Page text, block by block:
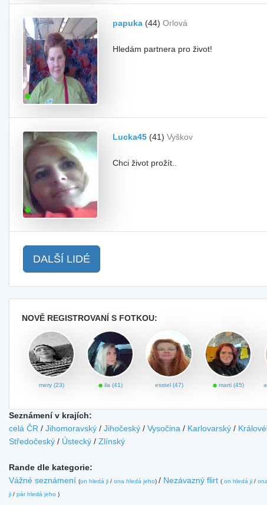
papuka (44) Orlová
Hledám partnera pro život!
Lucka45 (41) Vyškov
Chci život prožít..
DALŠÍ LIDÉ
NOVĚ REGISTROVANÍ S FOTKOU:
mery (23) ila (41) esstel (47) marti (45)
Seznámení v krajích:
celá ČR / Jihomoravský / Jihočeský / Vysočina / Karlovarský /
Středočeský / Ústecký / Zlínský
Rande dle kategorie:
Vážné seznámení (on hledá ji / ona hledá jeho) / Nezávazný flirt ( on hledá ji /
ji / pár hledá jeho )